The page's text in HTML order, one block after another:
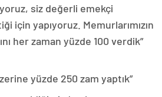
siz değerli emekçi
için yapıyoruz. Memurlarımızın
her zaman yüzde 100 verdik”
yüzde 250 zam yaptık”